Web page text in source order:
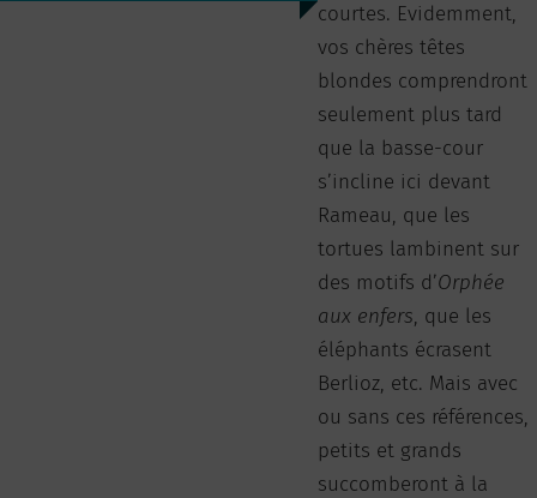
courtes. Evidemment,
vos chères têtes
blondes comprendront
seulement plus tard
que la basse-cour
s’incline ici devant
Rameau, que les
tortues lambinent sur
des motifs d’Orphée
aux enfers, que les
éléphants écrasent
Berlioz, etc. Mais avec
ou sans ces références,
petits et grands
succomberont à la